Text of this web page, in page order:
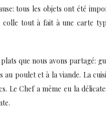
tous les objets ont été
tout à fait à une carte
que nous avons partagé:
poulet et à la viande. La
Le Chef a même eu la